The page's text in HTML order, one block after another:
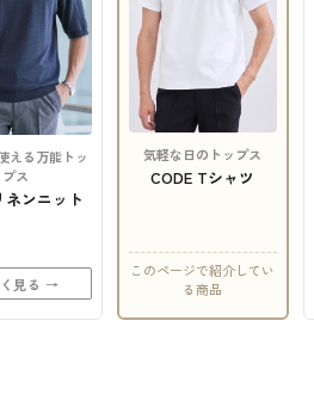
える万能トッ
プス
ネンニット
見る →
気軽な日のトップス
CODE Tシャツ
このページで紹介してい
る商品